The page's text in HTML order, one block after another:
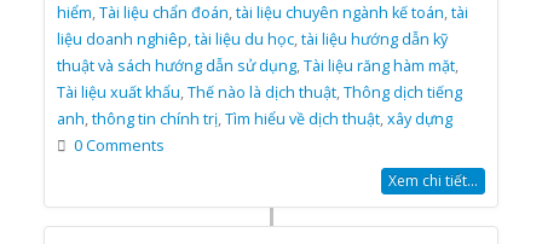
hiểm,Tài liệu chẩn đoán,tài liệu chuyên ngành kế toán,tài
liệu doanh nghiêp,tài liệu du học,tài liệu hướng dẫn kỹ
thuật và sách hướng dẫn sử dụng,Tài liệu răng hàm mặt,
Tài liệu xuất khẩu,Thế nào là dịch thuật,Thông dịch tiếng
anh,thông tin chính trị,Tìm hiểu về dịch thuật,xây dựng
0 Comments
Xem chi tiết...